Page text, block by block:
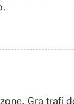
Gra trafi